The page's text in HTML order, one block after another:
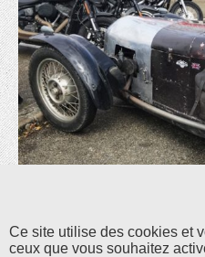
Ce site utilise des cookies et
ceux que vous souhaitez